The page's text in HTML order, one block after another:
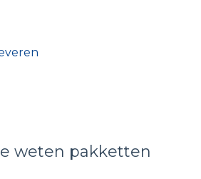
weten pakketten